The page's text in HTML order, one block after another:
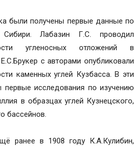
были получены первые данные по
Сибири. Лабазин Г.С. проводил
угленосных отложений в
с авторами опубликовали
каменных углей Кузбасса. В эти
исследования по изучению
в образцах углей Кузнецского,
бассейнов.
ранее в 1908 году К.А.Кулибин,